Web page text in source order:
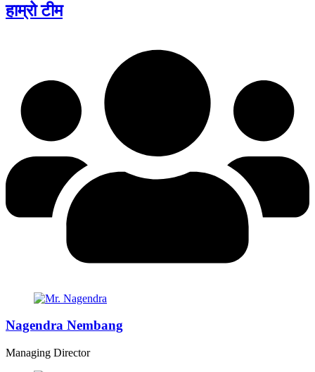
हाम्रो टीम
Nagendra Nembang
Managing Director